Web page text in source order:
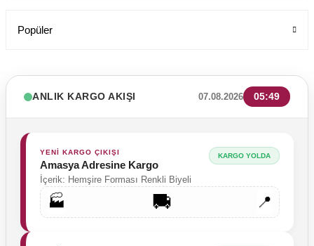
Tükendi
Popüler
ANLIK KARGO AKIŞI 07.08.2026 05:49
YENİ KARGO ÇIKIŞI
Amasya Adresine Kargo
İçerik: Hemşire Forması Renkli Biyeli
KARGO YOLDA
🏭 🚚 📍